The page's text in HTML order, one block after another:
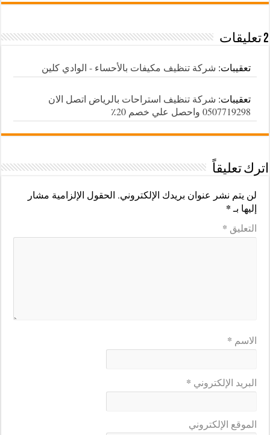
2 تعليقات
تعقيبات: شركة تنظيف مكيفات بالأحساء - الوادي كلين
تعقيبات: شركة تنظيف استراحات بالرياض اتصل الان
0507719298 واحصل علي خصم 20٪
اترك تعليقاً
لن يتم نشر عنوان بريدك الإلكتروني. الحقول الإلزامية مشار
إليها بـ*
التعليق *
الاسم *
البريد الإلكتروني *
الموقع الإلكتروني